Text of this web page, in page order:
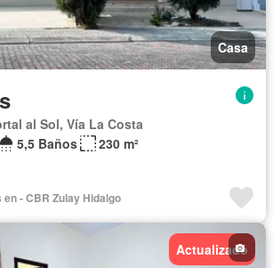
Casa
al Sol, Vía La Costa
5,5 Baños
230 m²
- CBR Zulay Hidalgo
Actualizado